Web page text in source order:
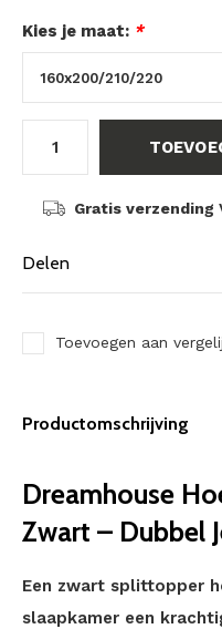
Kies je maat: *
Gratis verzending
Delen
Toevoegen aan
Productomschrijving
Dreamhouse
Zwart – Dubbel
Een zwart splittopper
slaapkamer een